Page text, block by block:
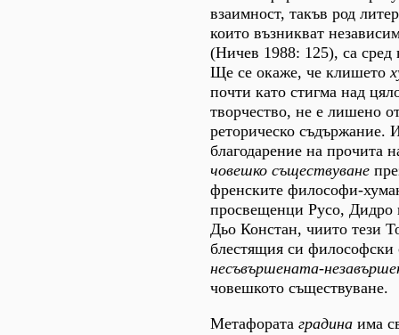
взаимност, такъв род
които възникват
(Ничев 1988: 125), са сред
Ще се окаже, че клишето
почти като стигма над
творчество, не е лишено
реторическо съдържание.
благодарение на прочита
човешко съществуване
френските философи-
просвещенци Русо,
Дьо Констан, чиито тези
блестящия си философски
несъвършената-
човешкото съществуване.
Метафората градина има